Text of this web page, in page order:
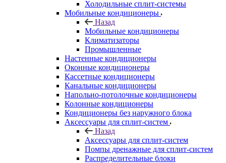
Холодильные сплит-системы
Мобильные кондиционеры
Назад
Мобильные кондиционеры
Климатизаторы
Промышленные
Настенные кондиционеры
Оконные кондиционеры
Кассетные кондиционеры
Канальные кондиционеры
Напольно-потолочные кондиционеры
Колонные кондиционеры
Кондиционеры без наружного блока
Аксессуары для сплит-систем
Назад
Аксессуары для сплит-систем
Помпы дренажные для сплит-систем
Распределительные блоки